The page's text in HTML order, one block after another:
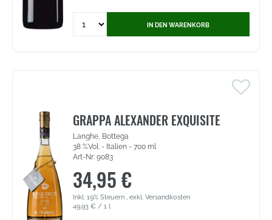
for
Mondié
Pays
d'Oc
IGP
(2612)
IN DEN WARENKORB
GRAPPA ALEXANDER EXQUISITE
Langhe, Bottega
38 %Vol. - Italien - 700 ml
Art-Nr: 9083
34,95 €
Inkl. 19% Steuern , exkl. Versandkosten
49,93 € / 1 l